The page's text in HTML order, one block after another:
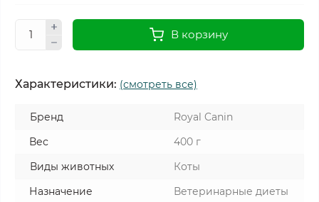
В корзину
Характеристики: (смотреть все)
Бренд
Royal Canin
Вес
400 г
Виды животных
Коты
Назначение
Ветеринарные диеты